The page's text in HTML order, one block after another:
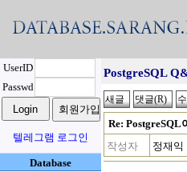
UserID
Passwd
텔레그램 로그인
Database
PostgreSQL
Re: PostgreSQL
작성자
정재익